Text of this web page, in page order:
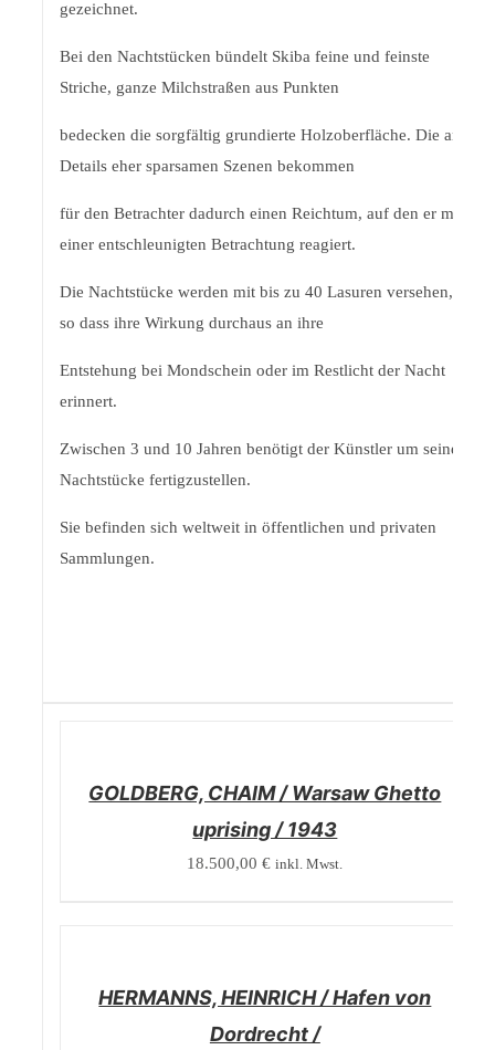
gezeichnet.
Bei den Nachtstücken bündelt Skiba feine und feinste
Striche, ganze Milchstraßen aus Punkten
bedecken die sorgfältig grundierte Holzoberfläche. Die an
Details eher sparsamen Szenen bekommen
für den Betrachter dadurch einen Reichtum, auf den er mit
einer entschleunigten Betrachtung reagiert.
Die Nachtstücke werden mit bis zu 40 Lasuren versehen,
so dass ihre Wirkung durchaus an ihre
Entstehung bei Mondschein oder im Restlicht der Nacht
erinnert.
Zwischen 3 und 10 Jahren benötigt der Künstler um seine
Nachtstücke fertigzustellen.
Sie befinden sich weltweit in öffentlichen und privaten
Sammlungen.
GOLDBERG, CHAIM / Warsaw Ghetto
uprising / 1943
18.500,00€ inkl. Mwst.
HERMANNS, HEINRICH / Hafen von
Dordrecht /